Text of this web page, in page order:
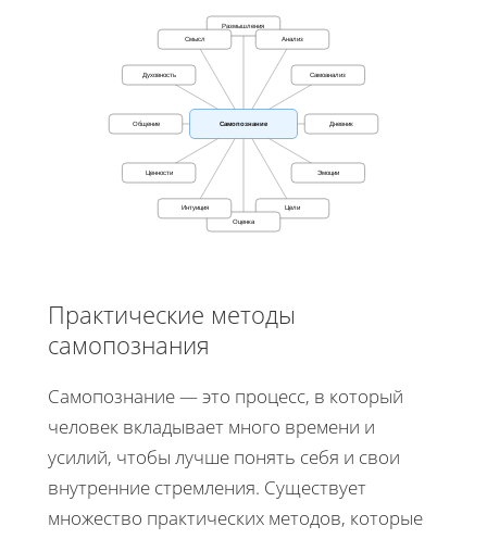
Размышления
Анализ
Самоанализ
Дневник
Эмоции
Цели
Оценка
Интуиция
Ценности
Общение
Духовность
Смысл
Самопознание
Практические методы
самопознания
Самопознание — это процесс, в который
человек вкладывает много времени и
усилий, чтобы лучше понять себя и свои
внутренние стремления. Существует
множество практических методов, которые